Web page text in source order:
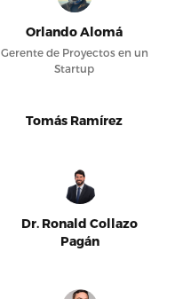
Orlando Alomá
Gerente de Proyectos en un
Startup
Tomás Ramírez
Dr. Ronald Collazo
Pagán